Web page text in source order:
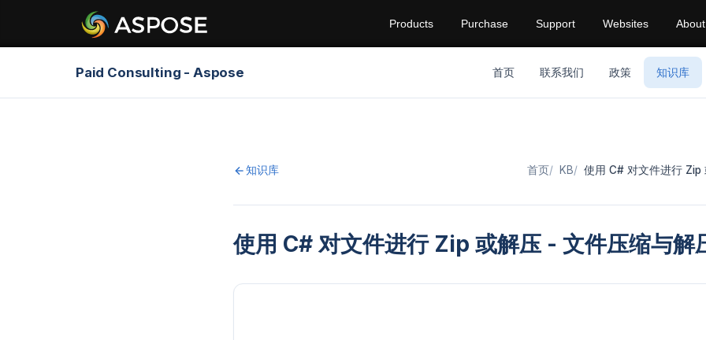
Products Purchase Support Websites About
Paid Consulting - Aspose 首页 联系我们 政策 知识库
知识库 首页 KB 使用 C# 对文件进行 Zip
使用 C# 对文件进行 Zip 或解压 - 文件压缩与解